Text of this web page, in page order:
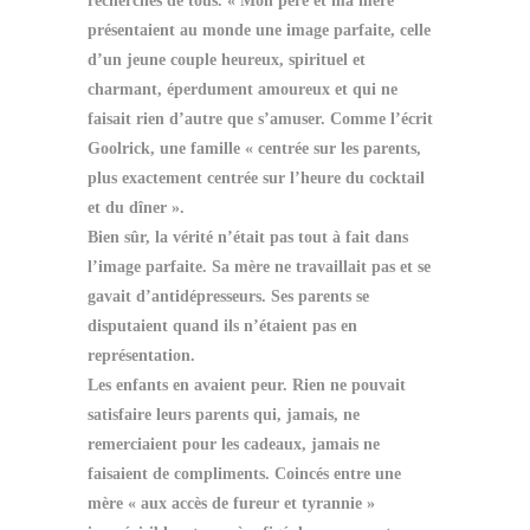
présentaient au monde une image parfaite, celle
d’un jeune couple heureux, spirituel et
charmant, éperdument amoureux et qui ne
faisait rien d’autre que s’amuser. Comme l’écrit
Goolrick, une famille « centrée sur les parents,
plus exactement centrée sur l’heure du cocktail
et du dîner ».
Bien sûr, la vérité n’était pas tout à fait dans
l’image parfaite. Sa mère ne travaillait pas et se
gavait d’antidépresseurs. Ses parents se
disputaient quand ils n’étaient pas en
représentation.
Les enfants en avaient peur. Rien ne pouvait
satisfaire leurs parents qui, jamais, ne
remerciaient pour les cadeaux, jamais ne
faisaient de compliments. Coincés entre une
mère « aux accès de fureur et tyrannie »